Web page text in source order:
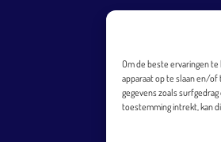
Om de beste ervaringen
apparaat op te slaan en/
gegevens zoals
toestemming intrekt, kan